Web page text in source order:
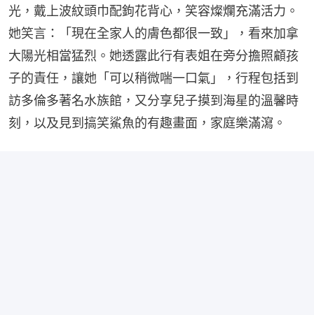
光，戴上波紋頭巾配鉤花背心，笑容燦爛充滿活力。
她笑言：「現在全家人的膚色都很一致」，看來加拿
大陽光相當猛烈。她透露此行有表姐在旁分擔照顧孩
子的責任，讓她「可以稍微喘一口氣」，行程包括到
訪多倫多著名水族館，又分享兒子摸到海星的溫馨時
刻，以及見到搞笑鯊魚的有趣畫面，家庭樂滿瀉。